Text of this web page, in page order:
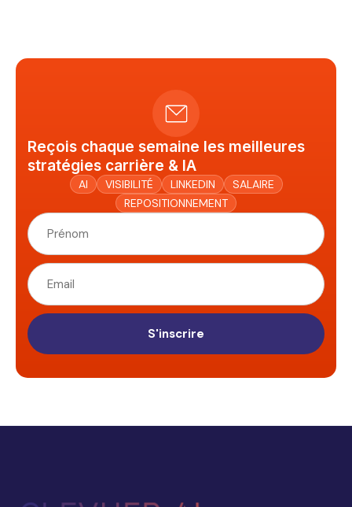
Reçois chaque semaine les meilleures
stratégies carrière & IA
AI VISIBILITÉ LINKEDIN
SALAIRE
REPOSITIONNEMENT
S'inscrire